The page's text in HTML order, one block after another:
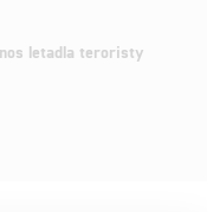
letadla teroristy